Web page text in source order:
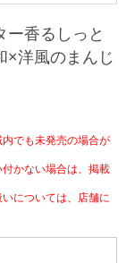
集・購入
ー香るしっと
×洋風のまんじ
でも未発売の場合が
かない場合は、掲載
については、店舗に